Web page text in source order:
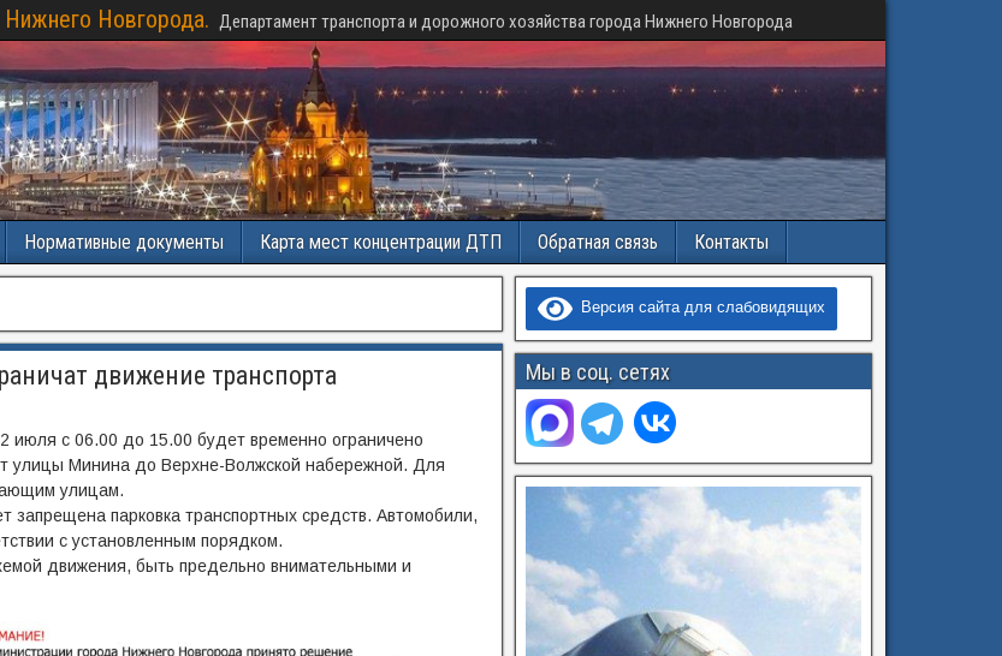
Новгорода. Департамент транспорта и дорожного хозяйства города Нижнего Новгорода
Нормативные документы Карта мест концентрации ДТП Обратная связь Контакты
движение транспорта
июля с 06.00 до 15.00 будет временно ограничено
улицы Минина до Верхне-Волжской набережной. Для
улицам.
запрещена парковка транспортных средств. Автомобили,
с установленным порядком.
движения, быть предельно внимательными и
Версия сайта для слабовидящих
Мы в соц. сетях